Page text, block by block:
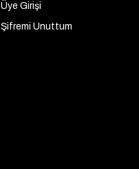
Üye Girişi
Şifremi Unuttum